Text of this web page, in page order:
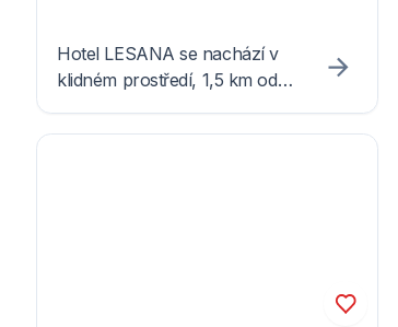
Hotel LESANA se nachází v
klidném prostředí, 1,5 km od
vybaven moderním wellness